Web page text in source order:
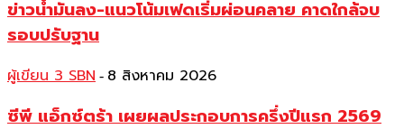
ข่าวน้ำมันลง-แนวโน้มเฟดเริ่มผ่อนคลาย คาดใกล้จบ
รอบปรับฐาน
ผู้เขียน 3 SBN - 8 สิงหาคม 2026
ซีพี แอ็กซ์ตร้า เผยผลประกอบการครึ่งปีแรก 2569